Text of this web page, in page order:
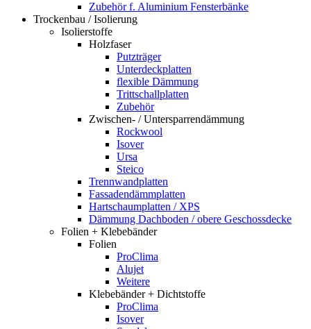
Zubehör f. Aluminium Fensterbänke
Trockenbau / Isolierung
Isolierstoffe
Holzfaser
Putzträger
Unterdeckplatten
flexible Dämmung
Trittschallplatten
Zubehör
Zwischen- / Untersparrendämmung
Rockwool
Isover
Ursa
Steico
Trennwandplatten
Fassadendämmplatten
Hartschaumplatten / XPS
Dämmung Dachboden / obere Geschossdecke
Folien + Klebebänder
Folien
ProClima
Alujet
Weitere
Klebebänder + Dichtstoffe
ProClima
Isover